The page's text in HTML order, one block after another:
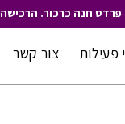
פרדס חנה כרכור.
פעילות צור קשר